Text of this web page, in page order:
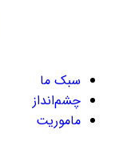
سبک ما
چشم‌انداز
ماموریت